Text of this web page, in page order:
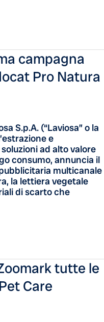
campagna
Pro Natura
S.p.A. (“Laviosa” o la
e
ad alto valore
consumo, annuncia il
multicanale
la lettiera vegetale
di scarto che
tutte le
Care